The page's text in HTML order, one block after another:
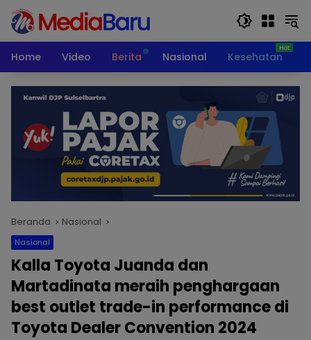
Langsung
konten
Home
Video Berita Nasional Kesehatan
Beranda Nasional
Nasional
Kalla Toyota Juanda dan
Martadinata meraih penghargaan
best outlet trade-in performance di
Toyota Dealer Convention 2024